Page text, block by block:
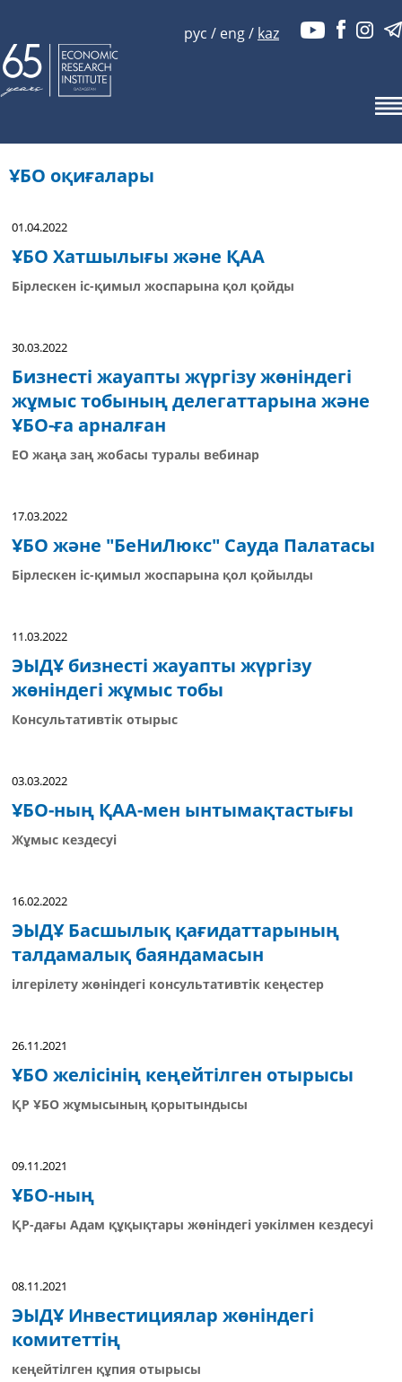
рус / eng/ kaz
ҰБО оқиғалары
01.04.2022
ҰБО Хатшылығы және ҚАА
Бірлескен іс-қимыл жоспарына қол қойды
30.03.2022
Бизнесті жауапты жүргізу жөніндегі
жұмыс тобының делегаттарына және
ҰБО-ға арналған
ЕО жаңа заң жобасы туралы вебинар
17.03.2022
ҰБО және "БеНиЛюкс" Сауда Палатасы
Бірлескен іс-қимыл жоспарына қол қойылды
11.03.2022
ЭЫДҰ бизнесті жауапты жүргізу
жөніндегі жұмыс тобы
Консультативтік отырыс
03.03.2022
ҰБО-ның ҚАА-мен ынтымақтастығы
Жұмыс кездесуі
16.02.2022
ЭЫДҰ Басшылық қағидаттарының
талдамалық баяндамасын
ілгерілету жөніндегі консультативтік кеңестер
26.11.2021
ҰБО желісінің кеңейтілген отырысы
ҚР ҰБО жұмысының қорытындысы
09.11.2021
ҰБО-ның
ҚР-дағы Адам құқықтары жөніндегі уәкілмен кездесуі
08.11.2021
ЭЫДҰ Инвестициялар жөніндегі
комитеттің
кеңейтілген құпия отырысы